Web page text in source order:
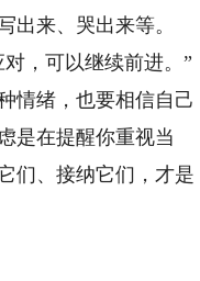
来、哭出来等。
，可以继续前进。”
情绪，也要相信自己
是在提醒你重视当
们、接纳它们，才是